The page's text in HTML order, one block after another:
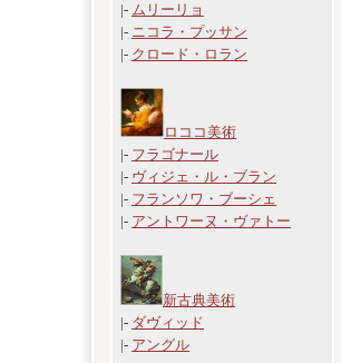
|- ムリーリョ
|- ニコラ・プッサン
|- クロード・ロラン
ロココ美術
|- フラゴナール
|- ヴィジェ・ル・ブラン
|- フランソワ・ブーシェ
|- アントワーヌ・ヴァトー
新古典美術
|- ダヴィッド
|- アングル